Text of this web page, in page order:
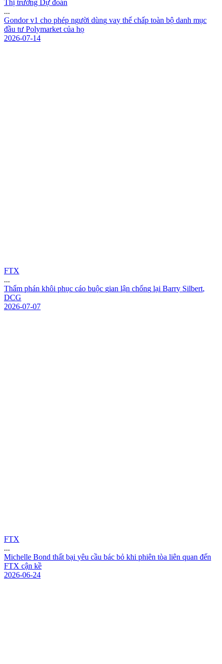
Thị trường Dự đoán
...
Gondor v1 cho phép người dùng vay thế chấp toàn bộ danh mục
đầu tư Polymarket của họ
2026-07-14
FTX
...
Thẩm phán khôi phục cáo buộc gian lận chống lại Barry Silbert,
DCG
2026-07-07
FTX
...
Michelle Bond thất bại yêu cầu bác bỏ khi phiên tòa liên quan đến
FTX cận kề
2026-06-24